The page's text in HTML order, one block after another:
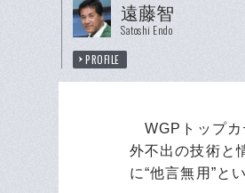
遠藤智
Satoshi Endo
PROFILE
WGPトップカ
外不出の技術と
に“他言無用”と